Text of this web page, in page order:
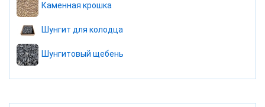
Каменная крошка
Шунгит для колодца
Шунгитовый щебень